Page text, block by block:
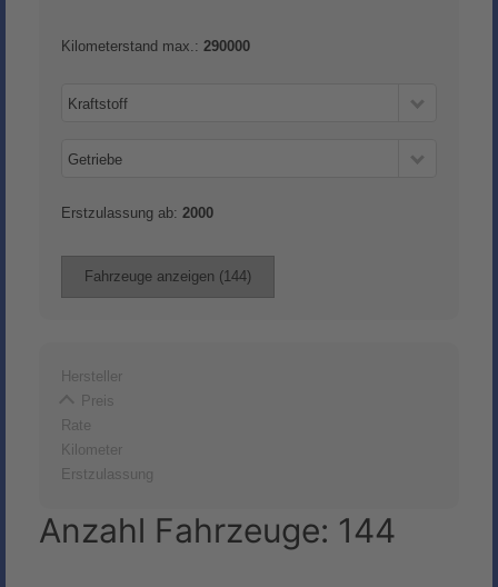
Kilometerstand max.: 290000
Kraftstoff
Getriebe
Erstzulassung ab: 2000
Fahrzeuge anzeigen (144)
Hersteller
Preis
Rate
Kilometer
Erstzulassung
Anzahl Fahrzeuge: 144